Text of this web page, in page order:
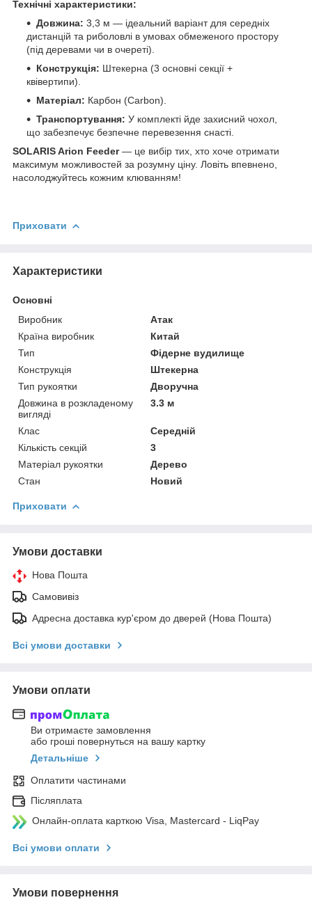
Технічні характеристики:
Довжина: 3,3 м — ідеальний варіант для середніх
дистанцій та риболовлі в умовах обмеженого простору
(під деревами чи в очереті).
Конструкція: Штекерна (3 основні секції +
квівертипи).
Матеріал: Карбон (Carbon).
Транспортування: У комплекті йде захисний чохол,
що забезпечує безпечне перевезення снасті.
SOLARIS Arion Feeder— це вибір тих, хто хоче отримати
максимум можливостей за розумну ціну. Ловіть впевнено,
насолоджуйтесь кожним клюванням!
Приховати
Характеристики
Основні
Виробник
Атак
Країна виробник
Китай
Тип
Фідерне вудилище
Конструкція
Штекерна
Тип рукоятки
Дворучна
Довжина в розкладеному
вигляді
3.3 м
Клас
Середній
Кількість секцій
3
Матеріал рукоятки
Дерево
Стан
Новий
Приховати
Умови доставки
Нова Пошта
Самовивіз
Адресна доставка кур'єром до дверей (Нова Пошта)
Всі умови доставки
Умови оплати
Ви отримаєте замовлення
або гроші повернуться на вашу картку
Детальніше
Оплатити частинами
Післяплата
Онлайн-оплата карткою Visa, Mastercard - LiqPay
Всі умови оплати
Умови повернення